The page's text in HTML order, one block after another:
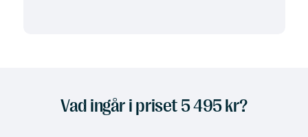
Vad ingår i priset 5 495 kr?